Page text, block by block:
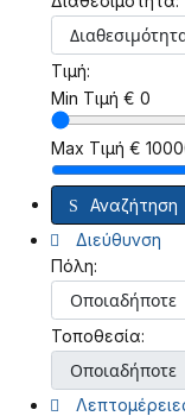
Τιμή:
Min Τιμή € 0
Max Τιμή €
Αναζήτηση
Διεύθυνση
Πόλη:
Τοποθεσία: